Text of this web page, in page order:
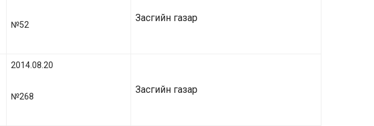
№52
Засгийн газар
2014.08.20
№268
Засгийн газар